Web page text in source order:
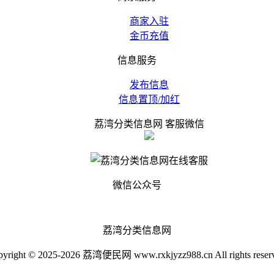
商家入驻
金币充值
信息服务
发布信息
信息置顶/加红
荔湾分类信息网 客服微信
微信公众号
荔湾分类信息网
© 2025-2026 荔湾便民网 www.rxkjyzz988.cn All rights